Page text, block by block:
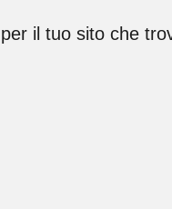
il tuo sito che